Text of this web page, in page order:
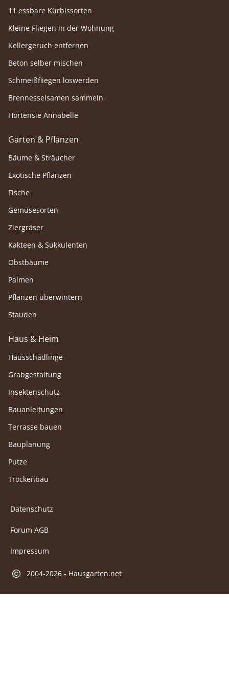
11 essbare Kürbissorten
Kleine Fliegen in der Wohnung
Kellergeruch entfernen
Beton selber mischen
Schmeißfliegen loswerden
Brennesselsamen sammeln
Hortensie Annabelle
Garten & Pflanzen
Bäume & Sträucher
Exotische Pflanzen
Fische
Gemüsesorten
Ziergräser
Kakteen & Sukkulenten
Obstbäume
Palmen
Pflanzen überwintern
Stauden
Haus & Heim
Hausschädlinge
Grabgestaltung
Insektenschutz
Bauanleitungen
Terrasse bauen
Bauplanung
Putze
Trockenbau
Datenschutz
Forum AGB
Impressum
2004-2026 - Hausgarten.net